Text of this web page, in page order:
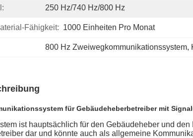
250 Hz/740 Hz/800 Hz
Fähigkeit: 1000 Einheiten Pro Monat
800 Hz Zweiwegkommunikationssystem,
für Gebäudeheberbetreiber mit
ist hauptsächlich für den Gebäudeheber und
dar und könnte auch als allgemeine